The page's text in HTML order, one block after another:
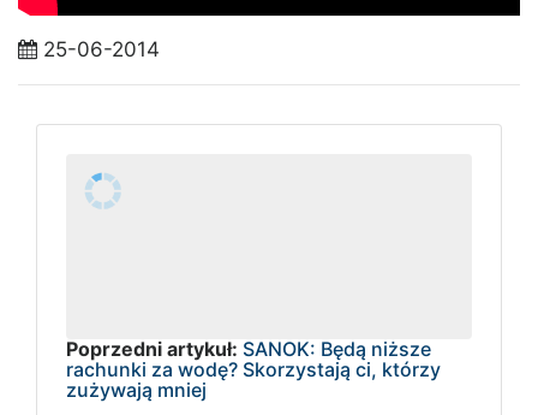
25-06-2014
Poprzedni artykuł: SANOK: Będą niższe
rachunki za wodę? Skorzystają ci, którzy
zużywają mniej